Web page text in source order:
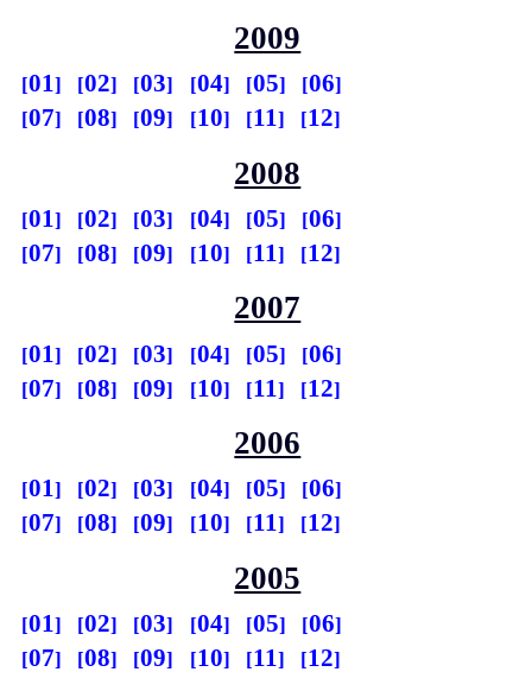
2009
01 02 03 04 05
06
07
08 09 10 11 12
2008
01 02 03 04 05
06
07
08 09 10 11 12
2007
01 02 03 04 05
06
07
08 09 10 11 12
2006
01 02 03 04 05
06
07
08 09 10 11 12
2005
01 02 03 04 05
06
07
08 09 10 11 12